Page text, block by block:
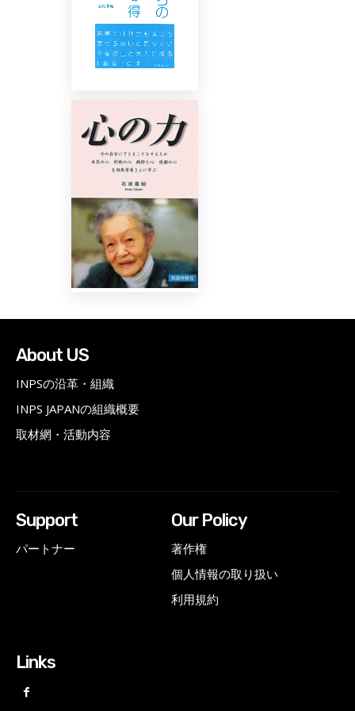
About US
INPSの沿革・組織
INPS JAPANの組織概要
取材網・活動内容
Support
パートナー
Our Policy
著作権
個人情報の取り扱い
利用規約
Links